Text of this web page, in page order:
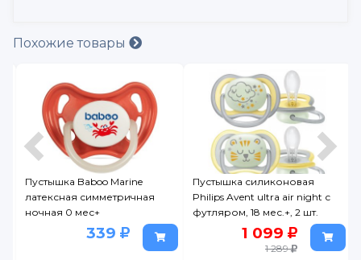
Похожие товары
Marine
Пустышка силиконовая
Philips Avent ultra air night с
футляром, 18 мес.+, 2 шт.
1 099
1 289
Пустышка Just
круглым соском,
мес.
164